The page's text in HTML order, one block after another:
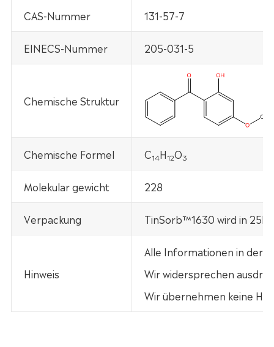
CAS-Nummer 131-57-7
EINECS-Nummer 205-031-5
Chemische Struktur
Chemische Formel C14H12O3
Molekular gewicht 228
Verpackung TinSorb™1630 wird in
Hinweis
Alle Informationen in der
Wir widersprechen
Wir übernehmen keine